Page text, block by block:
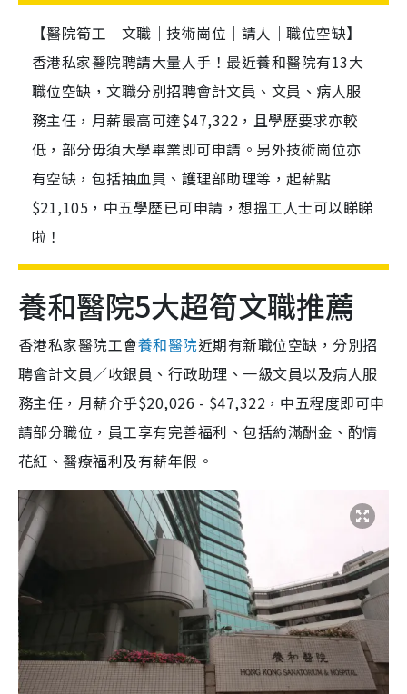
【醫院筍工｜文職｜技術崗位｜請人｜職位空缺】
香港私家醫院聘請大量人手！最近養和醫院有13大
職位空缺，文職分別招聘會計文員、文員、病人服
務主任，月薪最高可達$47,322，且學歷要求亦較
低，部分毋須大學畢業即可申請。另外技術崗位亦
有空缺，包括抽血員、護理部助理等，起薪點
$21,105，中五學歷已可申請，想搵工人士可以睇睇
啦！
養和醫院5大超筍文職推薦
香港私家醫院工會養和醫院近期有新職位空缺，分別招
聘會計文員／收銀員、行政助理、一級文員以及病人服
務主任，月薪介乎$20,026 - $47,322，中五程度即可申
請部分職位，員工享有完善福利、包括約滿酬金、酌情
花紅、醫療福利及有薪年假。